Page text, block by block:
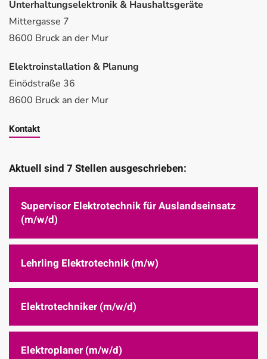
Unterhaltungselektronik & Haushaltsgeräte
Mittergasse 7
8600 Bruck an der Mur
Elektroinstallation & Planung
Einödstraße 36
8600 Bruck an der Mur
Kontakt
Aktuell sind 7 Stellen ausgeschrieben:
Supervisor Elektrotechnik für Auslandseinsatz
(m/w/d)
Lehrling Elektrotechnik (m/w)
Elektrotechniker (m/w/d)
Elektroplaner (m/w/d)